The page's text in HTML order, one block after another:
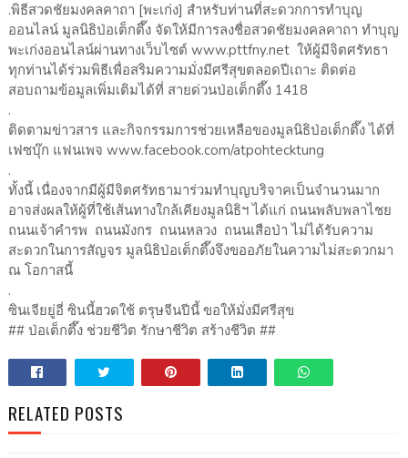
.พิธีสวดชัยมงคลคาถา [พะเก่ง] สำหรับท่านที่สะดวกการทำบุญ
ออนไลน์ มูลนิธิป่อเต็กตึ๊ง จัดให้มีการลงชื่อสวดชัยมงคลคาถา ทำบุญ
พะเก่งออนไลน์ผ่านทางเว็บไซต์ www.pttfny.net ให้ผู้มีจิตศรัทธา
ทุกท่านได้ร่วมพิธีเพื่อสริมความมั่งมีศรีสุขตลอดปีเถาะ ติดต่อ
สอบถามข้อมูลเพิ่มเติมได้ที่ สายด่วนป่อเต็กตึ๊ง 1418
.
ติดตามข่าวสาร และกิจกรรมการช่วยเหลือของมูลนิธิป่อเต็กตึ๊ง ได้ที่
เฟซบุ๊ก แฟนเพจ www.facebook.com/atpohtecktung
.
ทั้งนี้ เนื่องจากมีผู้มีจิตศรัทธามาร่วมทำบุญบริจาคเป็นจำนวนมาก
อาจส่งผลให้ผู้ที่ใช้เส้นทางใกล้เคียงมูลนิธิฯ ได้แก่ ถนนพลับพลาไชย
ถนนเจ้าคำรพ ถนนมังกร ถนนหลวง ถนนเสือป่า ไม่ได้รับความ
สะดวกในการสัญจร มูลนิธิป่อเต็กตึ๊งจึงขออภัยในความไม่สะดวกมา
ณ โอกาสนี้
.
ซินเจียยู่อี่ ซินนี้ฮวดใช้ ตรุษจีนปีนี้ ขอให้มั่งมีศรีสุข
## ป่อเต็กตึ๊ง ช่วยชีวิต รักษาชีวิต สร้างชีวิต ##
RELATED POSTS